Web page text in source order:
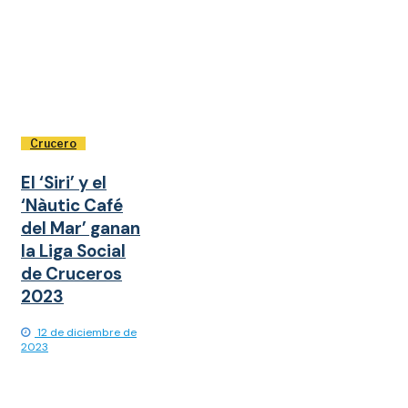
Crucero
El ‘Siri’ y el
‘Nàutic Café
del Mar’ ganan
la Liga Social
de Cruceros
2023
12 de diciembre de
2023